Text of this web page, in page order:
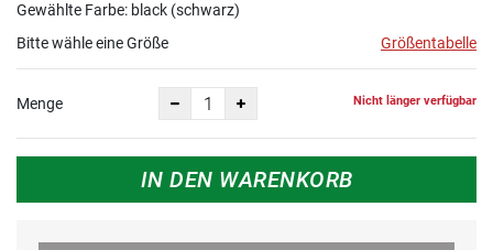
Gewählte Farbe: black (schwarz)
Bitte wähle eine Größe
Größentabelle
Menge Nicht länger verfügbar
IN DEN WARENKORB